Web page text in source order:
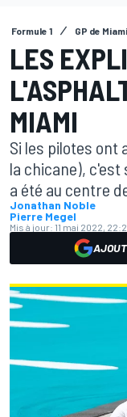
Formule 1 GP de Miami
LES
MIAMI
Si les pilotes ont
la chicane),
a été au centre
Jonathan Noble
Pierre Megel
Mis à jour: 11 mai 2022,